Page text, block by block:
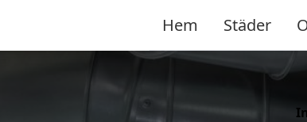
Hem Städer